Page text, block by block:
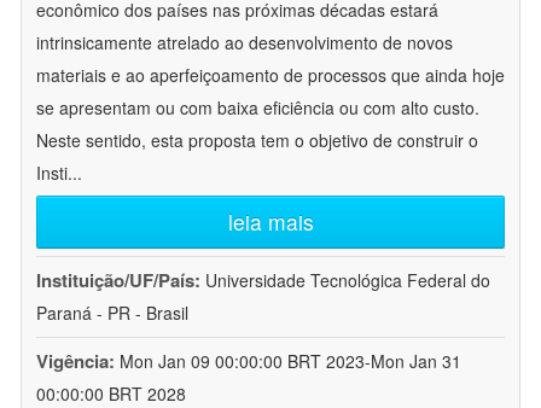
econômico dos países nas próximas décadas estará
intrinsicamente atrelado ao desenvolvimento de novos
materiais e ao aperfeiçoamento de processos que ainda hoje
se apresentam ou com baixa eficiência ou com alto custo.
Neste sentido, esta proposta tem o objetivo de construir o
Insti...
leia mais
Instituição/UF/País: Universidade Tecnológica Federal do
Paraná - PR - Brasil
Vigência: Mon Jan 09 00:00:00 BRT 2023-Mon Jan 31
00:00:00 BRT 2028